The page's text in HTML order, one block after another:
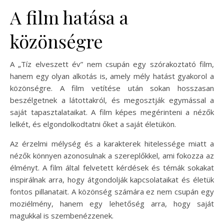
A film hatása a
közönségre
A „Tíz elveszett év” nem csupán egy szórakoztató film,
hanem egy olyan alkotás is, amely mély hatást gyakorol a
közönségre. A film vetítése után sokan hosszasan
beszélgetnek a látottakról, és megosztják egymással a
saját tapasztalataikat. A film képes megérinteni a nézők
lelkét, és elgondolkodtatni őket a saját életükön.
Az érzelmi mélység és a karakterek hitelessége miatt a
nézők könnyen azonosulnak a szereplőkkel, ami fokozza az
élményt. A film által felvetett kérdések és témák sokakat
inspirálnak arra, hogy átgondolják kapcsolataikat és életük
fontos pillanatait. A közönség számára ez nem csupán egy
moziélmény, hanem egy lehetőség arra, hogy saját
magukkal is szembenézzenek.